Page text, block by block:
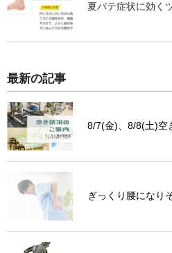
夏バテ症状に効く
最新の記事
8/7(金)、8/8(土)空
ぎっくり腰になり